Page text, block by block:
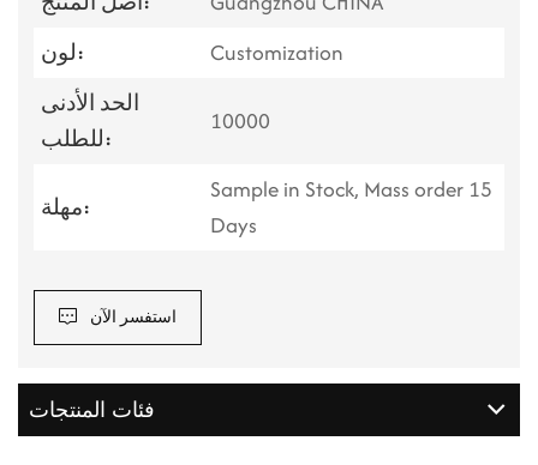
لون:
Customization
الحد الأدنى
للطلب:
10000
مهلة:
Sample in Stock, Mass order 15
Days
استفسر الآن
فئات المنتجات